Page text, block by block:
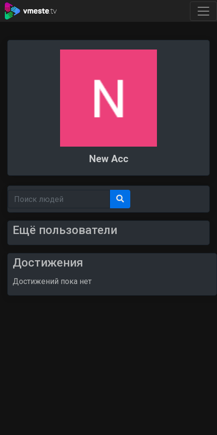
New Acc
Ещё пользователи
Достижения
Достижений пока нет